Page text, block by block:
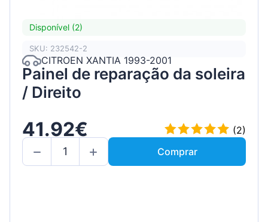
Disponível (2)
SKU: 232542-2
CITROEN XANTIA 1993-2001
Painel de reparação da soleira
/ Direito
41.92€
(2)
Comprar